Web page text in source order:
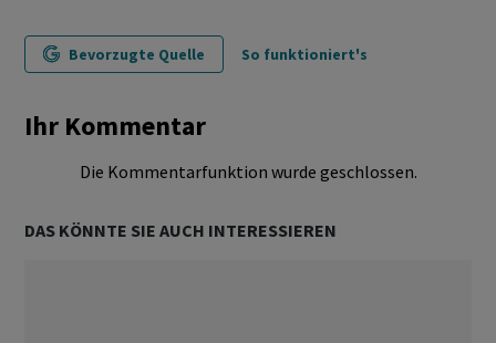
Bevorzugte Quelle So funktioniert's
Ihr Kommentar
Die Kommentarfunktion wurde geschlossen.
DAS KÖNNTE SIE AUCH INTERESSIEREN